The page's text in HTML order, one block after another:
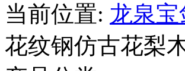
当前位置: 龙泉宝
花纹钢仿古花梨